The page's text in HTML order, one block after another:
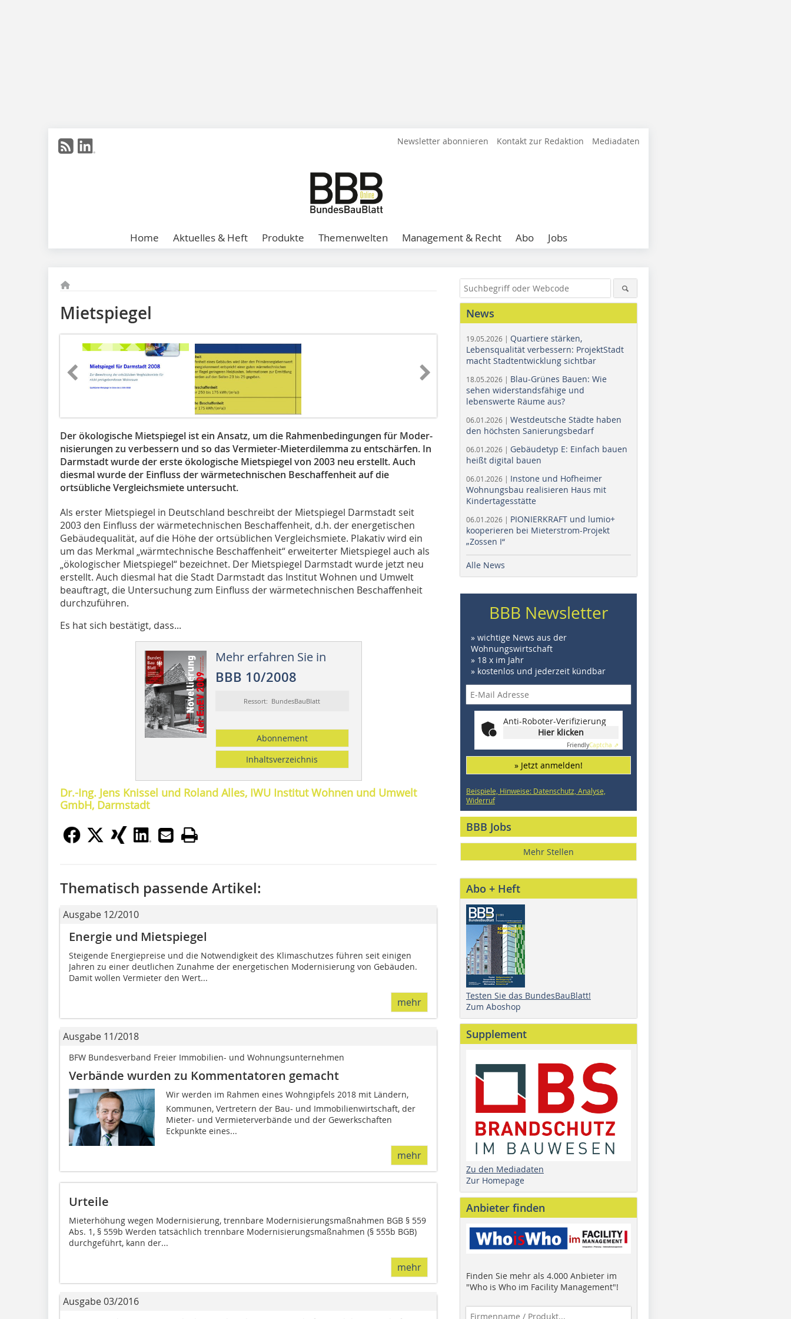
Newsletter abonnieren Kontakt zur Redaktion Mediadaten
Home Aktuelles & Heft Produkte Themenwelten Management & Recht Abo Jobs
Mietspiegel
Der ökologische Mietspiegel ist ein Ansatz, um die Rahmenbedingungen für Moder­
nisierungen zu verbessern und so das Vermieter-Mieterdilemma zu entschärfen. In
Darmstadt wurde der erste ökologische Mietspiegel von 2003 neu erstellt. Auch
diesmal wurde der Einfluss der wärmetechnischen Beschaffenheit auf die
ortsübliche Vergleichsmiete untersucht.
Als erster Mietspiegel in Deutschland beschreibt der Mietspiegel Darmstadt seit
2003 den Einfluss der wärmetechnischen Beschaffenheit, d.h. der energetischen
Gebäudequalität, auf die Höhe der ortsüblichen Vergleichsmiete. Plakativ wird ein
um das Merkmal „wärmtechnische Beschaffenheit“ erweiterter Mietspiegel auch als
„ökologischer Mietspiegel“ bezeichnet. Der Mietspiegel Darmstadt wurde jetzt neu
erstellt. Auch diesmal hat die Stadt Darmstadt das Institut Wohnen und Umwelt
beauftragt, die Untersuchung zum Einfluss der wärmetechnischen Beschaffenheit
durchzuführen.
Es hat sich bestätigt, dass...
Mehr erfahren Sie in
BBB 10/2008
Ressort: BundesBauBlatt
Abonnement
Inhaltsverzeichnis
Dr.-Ing. Jens Knissel und Roland Alles, IWU Institut Wohnen und Umwelt
GmbH, Darmstadt
Thematisch passende Artikel:
Ausgabe 12/2010
Energie und Mietspiegel
Steigende Energiepreise und die Notwendigkeit des Klimaschutzes führen seit einigen
Jahren zu einer deutlichen Zunahme der energetischen Modernisierung von Gebäuden.
Damit wollen Vermieter den Wert...
mehr
Ausgabe 11/2018
BFW Bundesverband Freier Immobilien- und Wohnungsunternehmen
Verbände wurden zu Kommentatoren gemacht
Wir werden im Rahmen eines Wohngipfels 2018 mit Ländern,
Kommunen, Vertretern der Bau- und Immobilienwirtschaft, der
Mieter- und Vermieterverbände und der Gewerkschaften
Eckpunkte eines...
mehr
Urteile
Mieterhöhung wegen Modernisierung, trennbare Modernisierungsmaßnahmen BGB § 559
Abs. 1, § 559b Werden tatsächlich trennbare Modernisierungsmaßnahmen (§ 555b BGB)
durchgeführt, kann der...
mehr
Ausgabe 03/2016
News
19.05.2026 | Quartiere stärken,
Lebensqualität verbessern: ProjektStadt
macht Stadtentwicklung sichtbar
18.05.2026 | Blau-Grünes Bauen: Wie
sehen widerstandsfähige und
lebenswerte Räume aus?
06.01.2026 | Westdeutsche Städte haben
den höchsten Sanierungsbedarf
06.01.2026 | Gebäudetyp E: Einfach bauen
heißt digital bauen
06.01.2026 | Instone und Hofheimer
Wohnungsbau realisieren Haus mit
Kindertagesstätte
06.01.2026 | PIONIERKRAFT und lumio+
kooperieren bei Mieterstrom-Projekt
„Zossen I“
Alle News
BBB Newsletter
» wichtige News aus der
Wohnungswirtschaft
» 18 x im Jahr
» kostenlos und jederzeit kündbar
Anti-Roboter-Verifizierung
Hier klicken
FriendlyCaptcha ⇗
» Jetzt anmelden!
Beispiele, Hinweise: Datenschutz, Analyse,
Widerruf
BBB Jobs
Mehr Stellen
Abo + Heft
Testen Sie das BundesBauBlatt!
Zum Aboshop
Supplement
Zu den Mediadaten
Zur Homepage
Anbieter finden
Finden Sie mehr als 4.000 Anbieter im
"Who is Who im Facility Management"!